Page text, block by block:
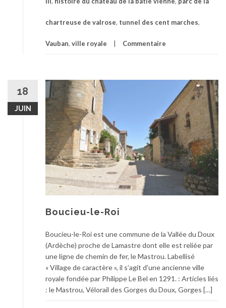
chartreuse de valrose, tunnel des cent marches,
Vauban, ville royale Commentaire
18
JUIN
Boucieu-le-Roi
Boucieu-le-Roi est une commune de la Vallée du Doux
(Ardèche) proche de Lamastre dont elle est reliée par
une ligne de chemin de fer, le Mastrou. Labellisé
« Village de caractère », il s’agit d’une ancienne ville
royale fondée par Philippe Le Bel en 1291. : Articles liés
: le Mastrou, Vélorail des Gorges du Doux, Gorges […]